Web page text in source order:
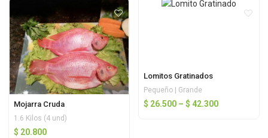
Mojarra Cruda
1.6 Kilos (4 und)
$ 20.800
Lomitos Gratinados
Pequeño | Grande
$ 26.500 – $ 42.300